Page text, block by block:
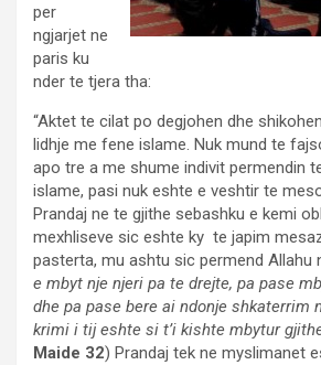
per
ngjarjet ne
paris ku
nder te tjera tha:
“Aktet te cilat po degjohen dhe
lidhje me fene islame. Nuk mund te
apo tre a me shume indivit permendin
islame, pasi nuk eshte e veshtir te
Prandaj ne te gjithe sebashku e kemi
mexhliseve sic eshte ky te japim
pasterta, mu ashtu sic permend Allahu
e mbyt nje njeri pa te drejte, pa pase
dhe pa pase bere ai ndonje shkaterrim
krimi i tij eshte si t’i kishte mbytur
Maide 32) Prandaj tek ne myslimanet